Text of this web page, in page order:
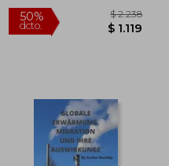
dcto.